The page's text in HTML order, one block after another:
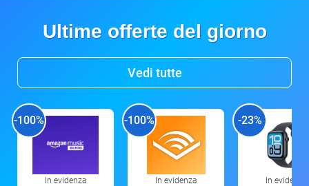
Ultime offerte del giorno
Vedi tutte
-100%
In evidenza
-100%
In evidenza
-23%
In evidenza